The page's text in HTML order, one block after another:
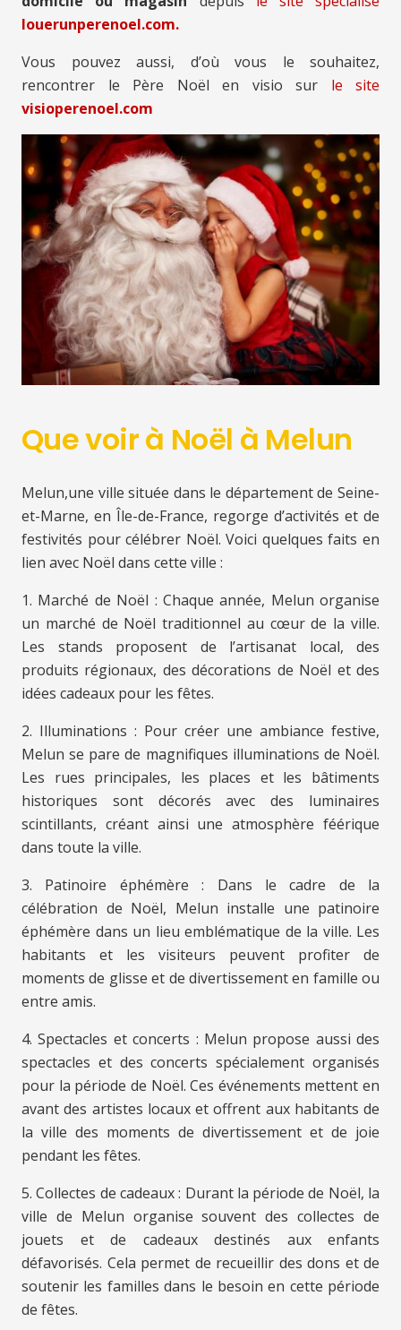
louerunperenoel.com.
Vous pouvez aussi, d’où vous le souhaitez,
rencontrer le Père Noël en visio sur le site
visioperenoel.com
Que voir à Noël à Melun
Melun,une ville située dans le département de Seine-
et-Marne, en Île-de-France, regorge d’activités et de
festivités pour célébrer Noël. Voici quelques faits en
lien avec Noël dans cette ville :
1. Marché de Noël : Chaque année, Melun organise
un marché de Noël traditionnel au cœur de la ville.
Les stands proposent de l’artisanat local, des
produits régionaux, des décorations de Noël et des
idées cadeaux pour les fêtes.
2. Illuminations : Pour créer une ambiance festive,
Melun se pare de magnifiques illuminations de Noël.
Les rues principales, les places et les bâtiments
historiques sont décorés avec des luminaires
scintillants, créant ainsi une atmosphère féérique
dans toute la ville.
3. Patinoire éphémère : Dans le cadre de la
célébration de Noël, Melun installe une patinoire
éphémère dans un lieu emblématique de la ville. Les
habitants et les visiteurs peuvent profiter de
moments de glisse et de divertissement en famille ou
entre amis.
4. Spectacles et concerts : Melun propose aussi des
spectacles et des concerts spécialement organisés
pour la période de Noël. Ces événements mettent en
avant des artistes locaux et offrent aux habitants de
la ville des moments de divertissement et de joie
pendant les fêtes.
5. Collectes de cadeaux : Durant la période de Noël, la
ville de Melun organise souvent des collectes de
jouets et de cadeaux destinés aux enfants
défavorisés. Cela permet de recueillir des dons et de
soutenir les familles dans le besoin en cette période
de fêtes.